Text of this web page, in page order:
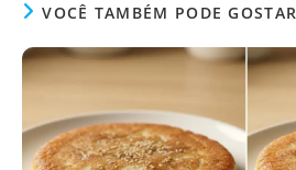
VOCÊ TAMBÉM PODE GOSTAR